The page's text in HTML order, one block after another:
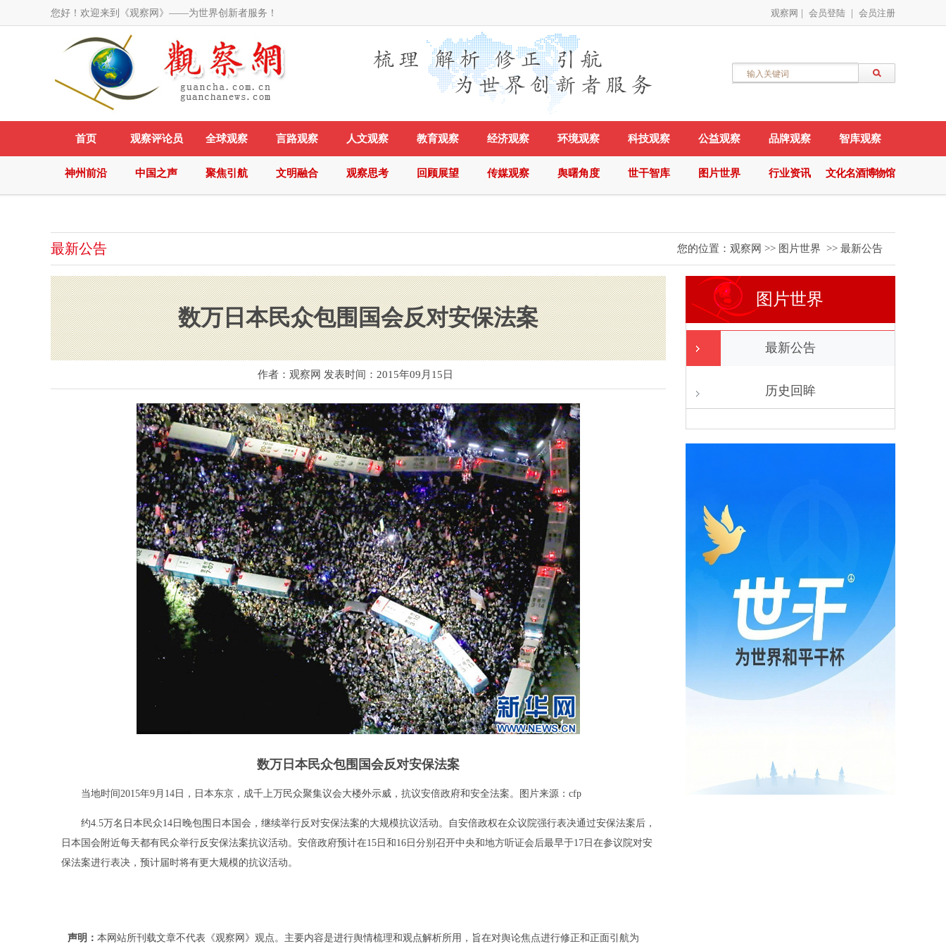
您好！欢迎来到《观察网》——为世界创新者服务！ 观察网 会员登陆 会员注册
首页 观察评论员 全球观察 言路观察 人文观察 教育观察 经济观察 环境观察 科技观察 公益观察 品牌观察 智库观察
神州前沿 中国之声 聚焦引航 文明融合 观察思考 回顾展望 传媒观察 舆曙角度 世干智库 图片世界 行业资讯 文化名酒博物馆
最新公告 您的位置： 观察网 >> 图片世界 >> 最新公告
数万日本民众包围国会反对安保法案
作者：观察网 发表时间： 2015年09月15日
数万日本民众包围国会反对安保法案
当地时间2015年9月14日，日本东京，成千上万民众聚集议会大楼外示威，抗议安倍政府和安全法案。图片来源：cfp
约4.5万名日本民众14日晚包围日本国会，继续举行反对安保法案的大规模抗议活动。自安倍政权在众议院强行表决通过安保法案后，
日本国会附近每天都有民众举行反安保法案抗议活动。安倍政府预计在15日和16日分别召开中央和地方听证会后最早于17日在参议院对安
保法案进行表决，预计届时将有更大规模的抗议活动。
声明： 本网站所刊载文章不代表《观察网》观点。主要内容是进行舆情梳理和观点解析所用，旨在对舆论焦点进行修正和正面引航为
图片世界
最新公告
历史回眸